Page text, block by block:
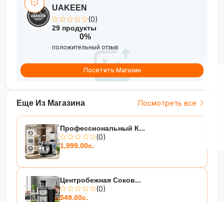
Еще Из Магазина Посмотреть все
Профессиональный К...
(0)
1,999.00с.
Центробежная Соков...
(0)
549.00с.
UAKEEN
(0)
29 продукты
0%
положительный отзыв
Посетить Магазин